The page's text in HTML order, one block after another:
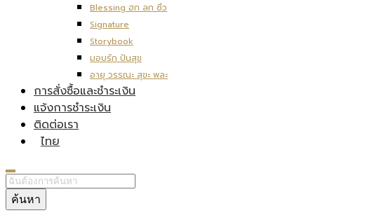
Blessing ฮก ลก ซิ่ว
Signature
Storybook
มอบรัก ปันสุข
อายุ วรรณะ สุขะ พละ
การสั่งซื้อและชำระเงิน
แจ้งการชำระเงิน
ติดต่อเรา
ไทย
ค้นหา